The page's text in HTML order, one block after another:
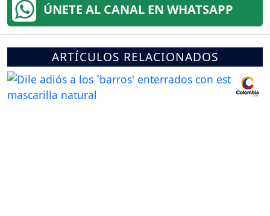
ÚNETE AL CANAL EN WHATSAPP
ARTÍCULOS RELACIONADOS